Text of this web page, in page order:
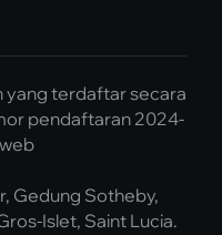
yang terdaftar secara
pendaftaran 2024-
Gedung Sotheby,
Islet, Saint Lucia.